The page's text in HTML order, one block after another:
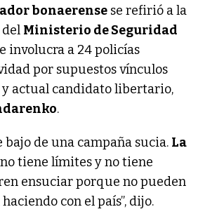
bonaerense se refirió a la
Ministerio de Seguridad
involucra a 24 policías
por supuestos vínculos
y actual candidato libertario,
.
bajo de una campaña sucia. La
no tiene límites y no tiene
ensuciar porque no pueden
con el país”, dijo.